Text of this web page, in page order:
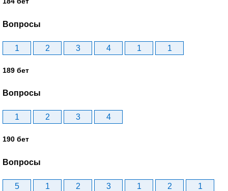
Вопросы
1 2 3 4 1 1
189 бет
Вопросы
1 2 3 4
190 бет
Вопросы
5 1 2 3 1 2
1